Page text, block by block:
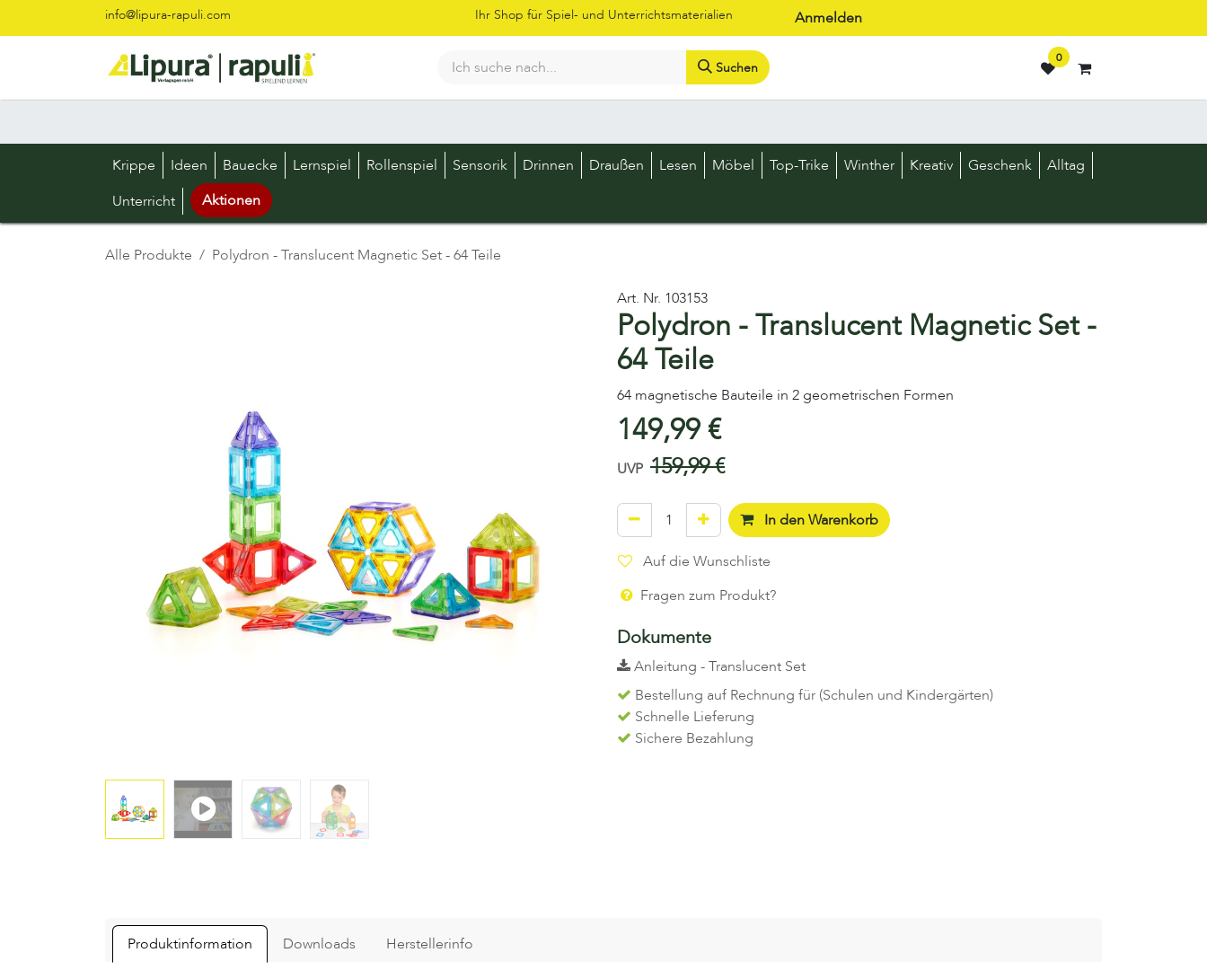
Zum Inhalt springeninfo@lipura-rapuli.com Ihr Shop für Spiel- und Unterrichtsmaterialien Anmelden
Suchen
0
Krippe Ideen Bauecke Lernspiel Rollenspiel Sensorik Drinnen Draußen Lesen Möbel Top-Trike Winther Kreativ Geschenk
Alltag
Unterricht
Aktionen
Alle Produkte Polydron - Translucent Magnetic Set - 64 Teile
Art. Nr. 103153
Polydron - Translucent Magnetic Set -
64 Teile
64 magnetische Bauteile in 2 geometrischen Formen
149,99€
UVP 159,99€
In den Warenkorb
Auf die Wunschliste
Fragen zum Produkt?
Dokumente
Anleitung - Translucent Set
Bestellung auf Rechnung für (Schulen und Kindergärten)
Schnelle Lieferung
Sichere Bezahlung
Produktinformation Downloads Herstellerinfo